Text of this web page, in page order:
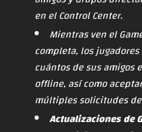
en el Control Center.
Mientras ven el
completa, los
cuántos de sus amigos
offline, así como
múltiples solicitudes
Actualizaciones de